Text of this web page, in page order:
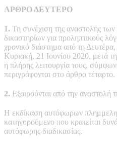
ΑΡΘΡΟ ΔΕΥΤΕΡΟ
1. Τη συνέχιση της αναστολής
δικαστηρίων για προληπτικούς
χρονικό διάστημα από τη
Κυριακή, 21 Ιουνίου 2020, μετά
η πλήρης λειτουργία τους,
περιγράφονται στο άρθρο τέταρτο.
2. Εξαιρούνται από την αναστολή
Η εκδίκαση αυτόφωρων
κατηγορούμενο που κρατείται
αυτόφωρης διαδικασίας.